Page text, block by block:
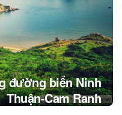
đường biển Ninh
Thuận-Cam Ranh